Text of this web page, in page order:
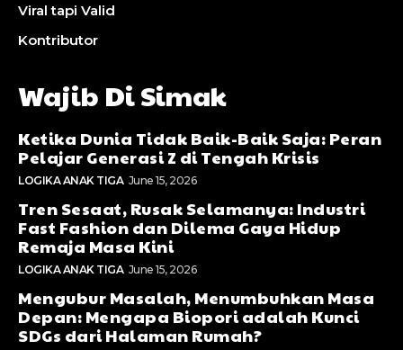
Viral tapi Valid
Kontributor
Wajib Di Simak
Ketika Dunia Tidak Baik-Baik Saja: Peran
Pelajar Generasi Z di Tengah Krisis
LOGIKA ANAK TIGA June 15, 2026
Tren Sesaat, Rusak Selamanya: Industri
Fast Fashion dan Dilema Gaya Hidup
Remaja Masa Kini
LOGIKA ANAK TIGA June 15, 2026
Mengubur Masalah, Menumbuhkan Masa
Depan: Mengapa Biopori adalah Kunci
SDGs dari Halaman Rumah?